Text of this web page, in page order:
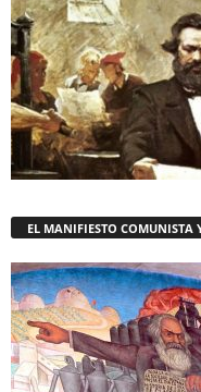
EL MANIFIESTO COMUNISTA